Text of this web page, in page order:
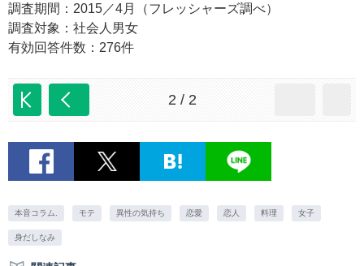
調査期間：2015／4月（フレッシャーズ調べ）
調査対象：社会人男女
有効回答件数：276件
2 / 2
本音コラム. モテ 異性の気持ち 恋愛 恋人 料理 女子
身だしなみ